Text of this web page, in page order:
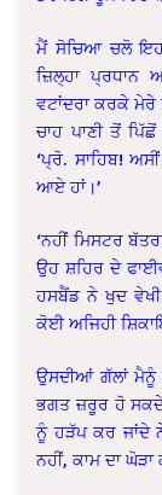
ਮੈਂ ਸੋਚਿਆ ਚਲੋ ਇਹ
ਜ਼ਿਲ੍ਹਾ ਪ੍ਰਧਾਨ
ਵਟਾਂਦਰਾ ਕਰਕੇ ਮੇਰੇ
ਚਾਹ ਪਾਣੀ ਤੋਂ
‘ਪ੍ਰੋ. ਸਾਹਿਬ!
ਆਏ ਹਾਂ।’
‘ਨਹੀਂ ਮਿਸਟਰ
ਉਹ ਸ਼ਹਿਰ ਦੇ
ਹਸਬੈਂਡ ਨੇ ਖੁਦ
ਕੋਈ ਅਜਿਹੀ
ਉਸਦੀਆਂ ਗੱਲਾਂ
ਭਗਤ ਜ਼ਰੂਰ ਹੋ
ਨੂੰ ਹੜੱਪ ਕਰ ਜਾਂਦੇ
ਨਹੀਂ, ਕਾਮ ਦਾ